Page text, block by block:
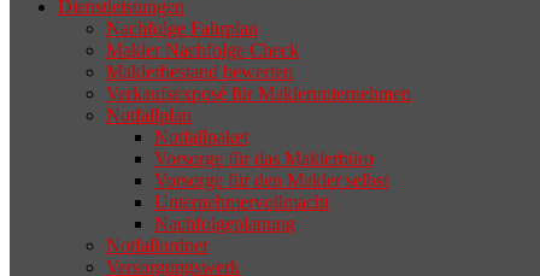
selten die Geschäftsaufgabe.
Dienstleistungen
Nachfolge Fahrplan
Makler Nachfolge Check
Maklerbestand bewerten
Verkaufsexposé für Maklerunternehmen
Notfallplan
Notfallpaket
Vorsorge für das Maklerbüro
Vorsorge für den Makler selbst
Unternehmervollmacht
Nachfolgeplanung
Notfallordner
Versorgungswerk